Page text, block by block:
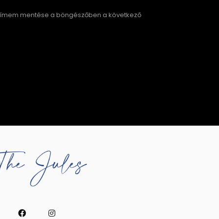
mentése a böngészőben a következő